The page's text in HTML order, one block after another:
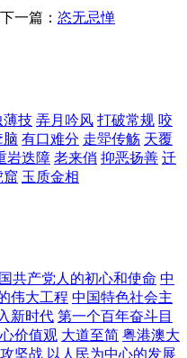
篇： 恣无忌惮
薄技 弄月吟风 打破常规 咬
脑 有口难分 走斝传觞 天覆
岩迭障 老来俏 抑恶扬善 迁
窟 玉质金相
共产党人的初心和使命 中
伟大工程 中国特色社会主
新时代 第一个百年奋斗目
价值观 大道至简 粤港澳大
坚战 以人民为中心的发展